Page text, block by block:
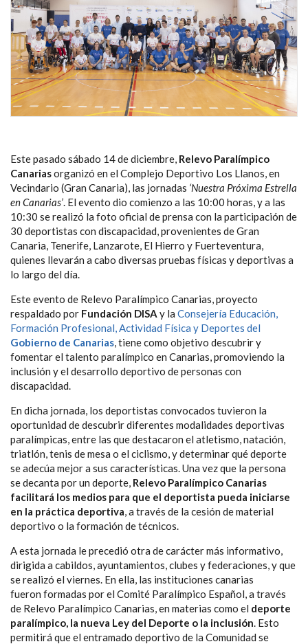
Este pasado sábado 14 de diciembre, Relevo Paralímpico
Canariasorganizó en el Complejo Deportivo Los Llanos, en
Vecindario (Gran Canaria), las jornadas ‘Nuestra Próxima Estrella
en Canarias’. El evento dio comienzo a las 10:00 horas, y a las
10:30 se realizó la foto oficial de prensa con la participación de
30 deportistas con discapacidad, provenientes de Gran
Canaria, Tenerife, Lanzarote, El Hierro y Fuerteventura,
quienes llevarán a cabo diversas pruebas físicas y deportivas a
lo largo del día.
Este evento de Relevo Paralímpico Canarias, proyecto
respaldado por Fundación DISA y la Consejería Educación,
Formación Profesional, Actividad Física y Deportes del
Gobierno de Canarias, tiene como objetivo descubrir y
fomentar el talento paralímpico en Canarias, promoviendo la
inclusión y el desarrollo deportivo de personas con
discapacidad.
En dicha jornada, los deportistas convocados tuvieron la
oportunidad de descubrir diferentes modalidades deportivas
paralímpicas, entre las que destacaron el atletismo, natación,
triatlón, tenis de mesa o el ciclismo, y determinar qué deporte
se adecúa mejor a sus características. Una vez que la persona
se decanta por un deporte, Relevo Paralímpico Canarias
facilitará los medios para que el deportista pueda iniciarse
en la práctica deportiva, a través de la cesión de material
deportivo o la formación de técnicos.
A esta jornada le precedió otra de carácter más informativo,
dirigida a cabildos, ayuntamientos, clubes y federaciones, y que
se realizó el viernes. En ella, las instituciones canarias
fueron formadas por el Comité Paralímpico Español, a través
de Relevo Paralímpico Canarias, en materias como el deporte
paralímpico, la nueva Ley del Deporte o la inclusión. Esto
permitirá que el entramado deportivo de la Comunidad se